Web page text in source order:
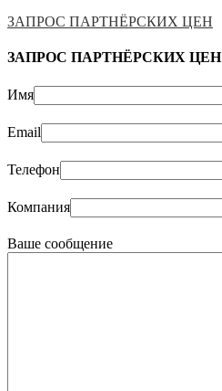
ЗАПРОС ПАРТНЁРСКИХ ЦЕН
ЗАПРОС ПАРТНЁРСКИХ ЦЕН
Имя
Email
Телефон
Компания
Ваше сообщение